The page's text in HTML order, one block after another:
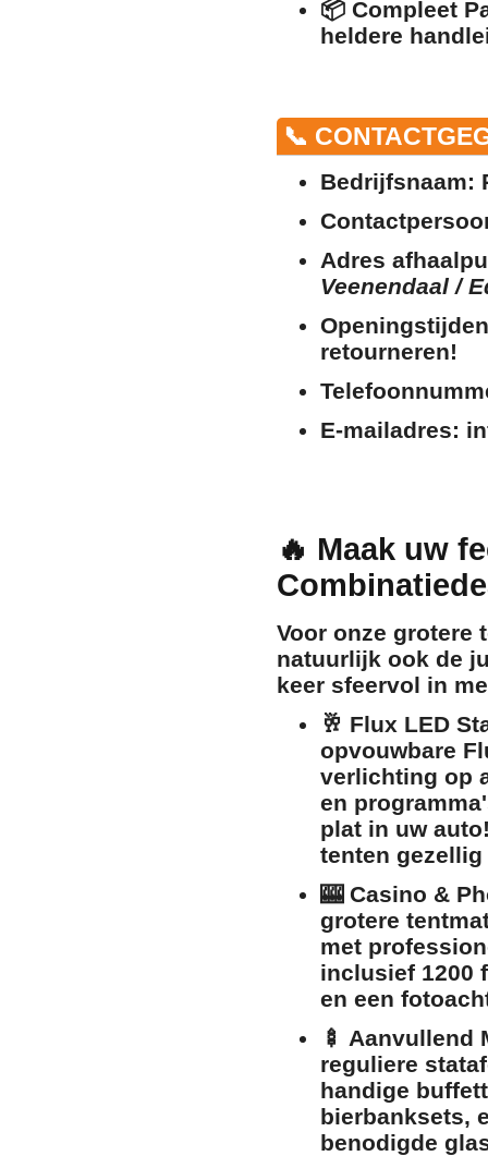
📦 Compleet
heldere
📞
Bedrijfsnaam:
Adres
Veenendaal /
retourneren!
E-mailadres:
🔥 Maak uw
Voor onze grotere
natuurlijk ook de
keer sfeervol in
🥂 Flux LED
opvouwbare
verlichting op
en
plat in uw
tenten
🎰 Casino &
grotere
met
inclusief 1200
en een
🍢 Aanvullend
reguliere
handige
bierbanksets,
benodigde